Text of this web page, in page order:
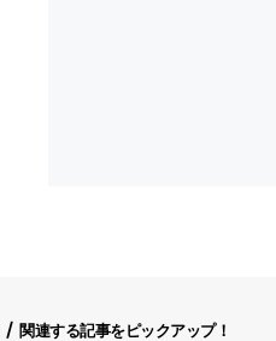
関連する記事をピックアップ！